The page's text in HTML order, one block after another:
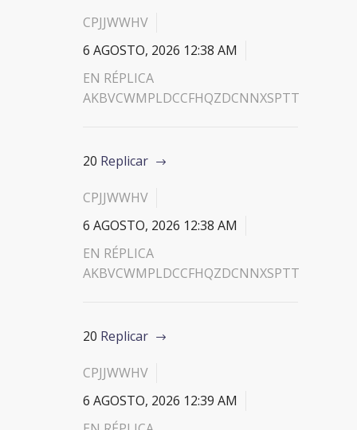
CPJJWWHV
6 AGOSTO, 2026 12:38 AM
EN RÉPLICA
AKBVCWMPLDCCFHQZDCNNXSPTT
20 Replicar
CPJJWWHV
6 AGOSTO, 2026 12:38 AM
EN RÉPLICA
AKBVCWMPLDCCFHQZDCNNXSPTT
20 Replicar
CPJJWWHV
6 AGOSTO, 2026 12:39 AM